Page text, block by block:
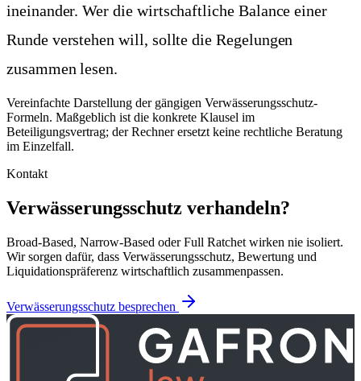
ineinander. Wer die wirtschaftliche Balance einer
Runde verstehen will, sollte die Regelungen
zusammen lesen.
Vereinfachte Darstellung der gängigen Verwässerungsschutz-
Formeln. Maßgeblich ist die konkrete Klausel im
Beteiligungsvertrag; der Rechner ersetzt keine rechtliche Beratung
im Einzelfall.
Kontakt
Verwässerungsschutz verhandeln?
Broad-Based, Narrow-Based oder Full Ratchet wirken nie isoliert.
Wir sorgen dafür, dass Verwässerungsschutz, Bewertung und
Liquidationspräferenz wirtschaftlich zusammenpassen.
Verwässerungsschutz besprechen